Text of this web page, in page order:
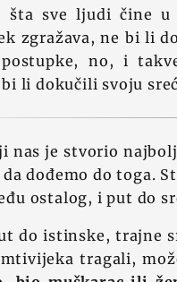
šta sve ljudi čine u
zgražava, ne bi li
postupke, no, i
li dokučili svoju
nas je stvorio
dođemo do toga.
ostalog, i put do
do istinske, trajne
tragali,